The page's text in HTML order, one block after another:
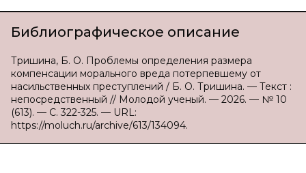
Библиографическое описание
Тришина, Б. О. Проблемы определения размера
компенсации морального вреда потерпевшему от
насильственных преступлений / Б. О. Тришина. — Текст :
непосредственный // Молодой ученый. — 2026. — № 10
(613). — С. 322-325. — URL:
https://moluch.ru/archive/613/134094.